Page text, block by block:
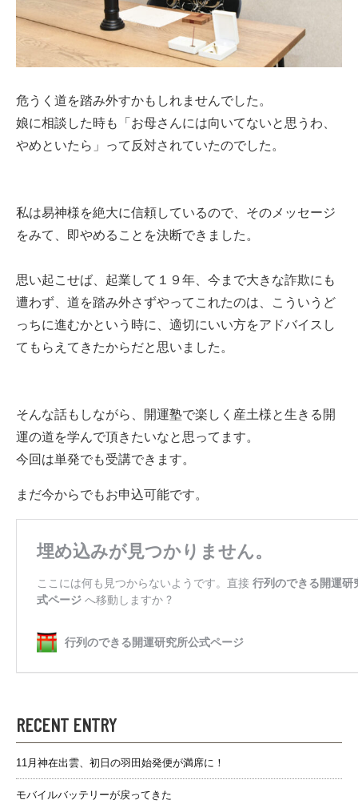
危うく道を踏み外すかもしれませんでした。
娘に相談した時も「お母さんには向いてないと思うわ、
やめといたら」って反対されていたのでした。
私は易神様を絶大に信頼しているので、そのメッセージ
をみて、即やめることを決断できました。
思い起こせば、起業して１９年、今まで大きな詐欺にも
遭わず、道を踏み外さずやってこれたのは、こういうど
っちに進むかという時に、適切にいい方をアドバイスし
てもらえてきたからだと思いました。
そんな話もしながら、開運塾で楽しく産土様と生きる開
運の道を学んで頂きたいなと思ってます。
今回は単発でも受講できます。
まだ今からでもお申込可能です。
RECENT ENTRY
11月神在出雲、初日の羽田始発便が満席に！
モバイルバッテリーが戻ってきた